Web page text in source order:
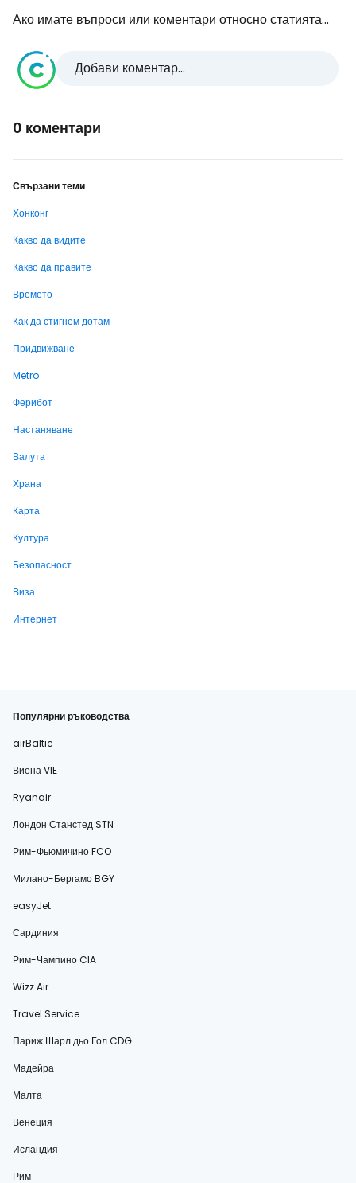
Ако имате въпроси или коментари относно статията...
Добави коментар...
0 коментари
Свързани теми
Хонконг
Какво да видите
Какво да правите
Времето
Как да стигнем дотам
Придвижване
Metro
Ферибот
Настаняване
Валута
Храна
Карта
Култура
Безопасност
Виза
Интернет
Популярни ръководства
airBaltic
Виена VIE
Ryanair
Лондон Станстед STN
Рим-Фьюмичино FCO
Милано-Бергамо BGY
easyJet
Сардиния
Рим-Чампино CIA
Wizz Air
Travel Service
Париж Шарл дьо Гол CDG
Мадейра
Малта
Венеция
Исландия
Рим